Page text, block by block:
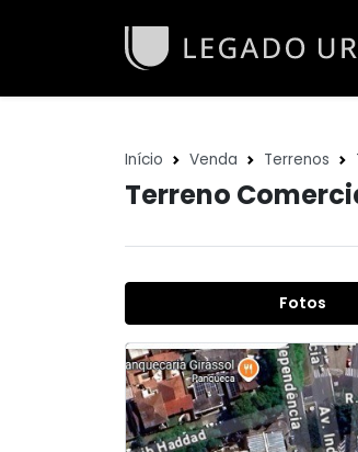
Início Venda Terrenos
Terreno
Fotos